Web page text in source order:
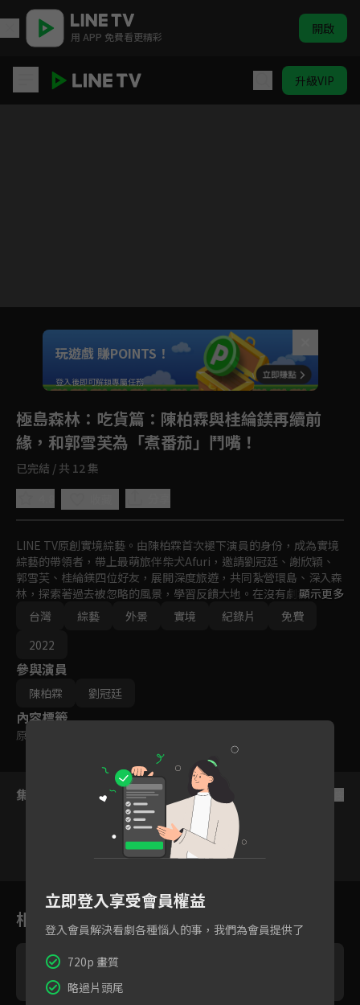
用 APP 免費看更精彩 開啟
升級VIP
Unmute
玩遊戲 賺POINTS！
登入後即可解鎖專屬任務
極島森林 ：吃貨篇：陳柏霖與桂綸鎂再續前
緣，和郭雪芙為「煮番茄」鬥嘴！
已完結 / 共 12 集
LINE TV原創實境綜藝。由陳柏霖首次褪下演員的身份，成為實境
綜藝的帶領者，帶上最萌旅伴柴犬Afuri，邀請劉冠廷、謝欣穎、
郭雪芙、桂綸鎂四位好友，展開深度旅遊，共同紮營環島、深入森
林，探索著過去被忽略的風景，學習反饋大地。在沒有劇本的未知
旅途中，激盪出最真實的彼此。
顯示更多
台灣
綜藝 外景 實境 紀錄片
免費
2022
參與演員
陳柏霖 劉冠廷
內容標籤
原創
集數列表
2 3
相關花絮
立即登入享受會員權益
登入會員解決看劇各種惱人的事，我們為會員提供了
720p 畫質
略過片頭尾